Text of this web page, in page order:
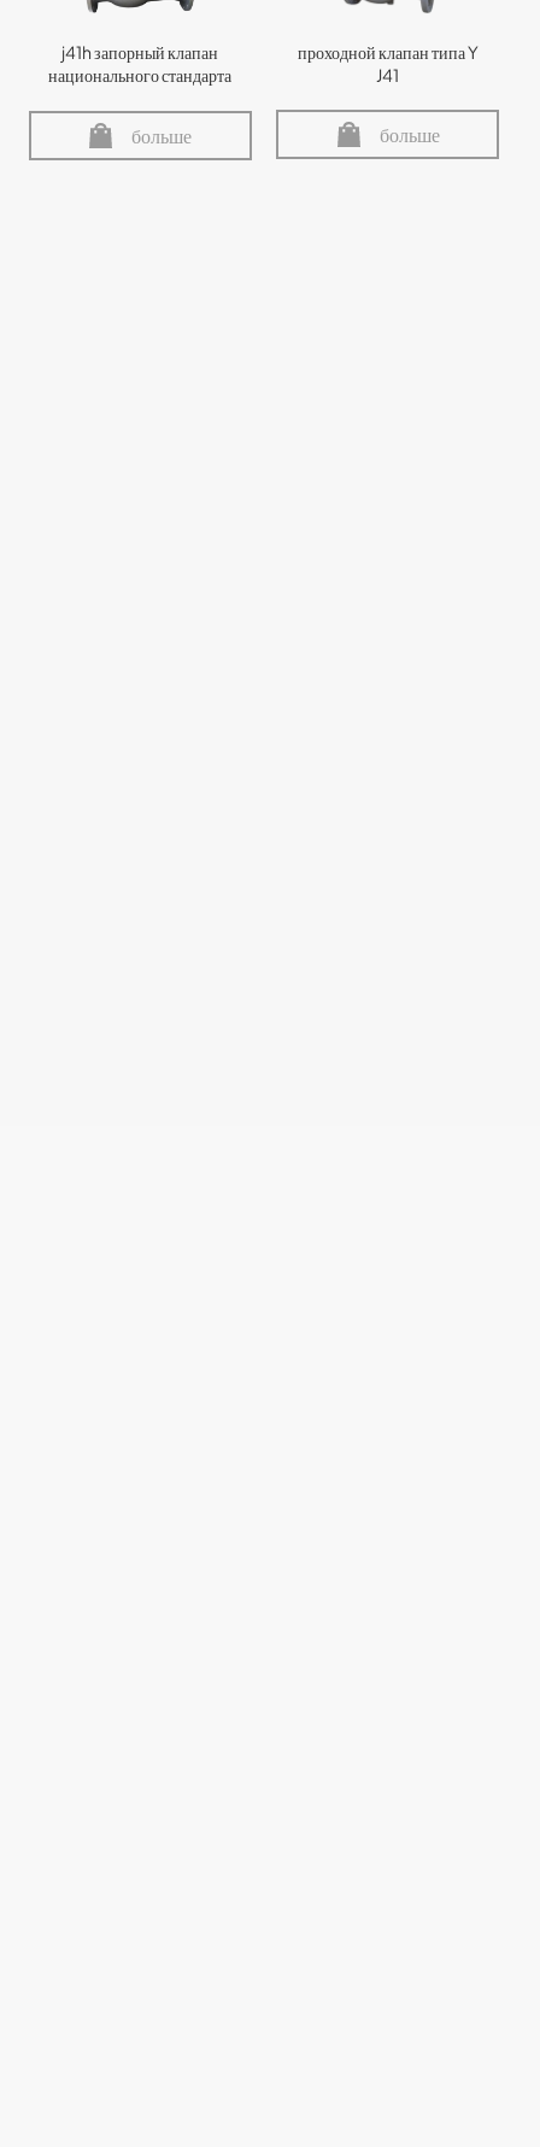
j41h запорный клапан
национального стандарта
больше
проходной клапан типа Y
J41
больше